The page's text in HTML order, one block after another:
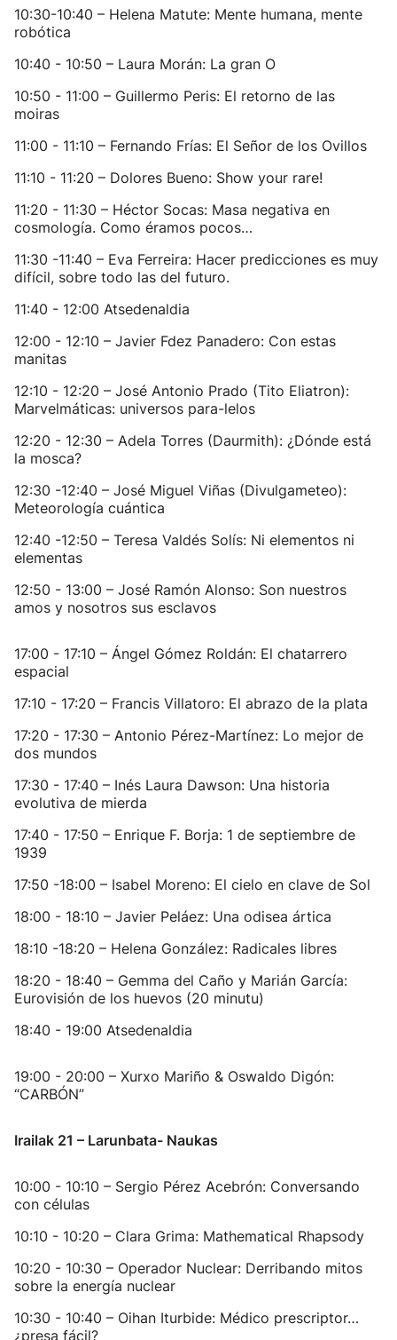
10:30-10:40 – Helena Matute: Mente humana, mente
robótica
10:40 - 10:50 – Laura Morán: La gran O
10:50 - 11:00 – Guillermo Peris: El retorno de las
moiras
11:00 - 11:10 – Fernando Frías: El Señor de los Ovillos
11:10 - 11:20 – Dolores Bueno: Show your rare!
11:20 - 11:30 – Héctor Socas: Masa negativa en
cosmología. Como éramos pocos…
11:30 -11:40 – Eva Ferreira: Hacer predicciones es muy
difícil, sobre todo las del futuro.
11:40 - 12:00 Atsedenaldia
12:00 - 12:10 – Javier Fdez Panadero: Con estas
manitas
12:10 - 12:20 – José Antonio Prado (Tito Eliatron):
Marvelmáticas: universos para-lelos
12:20 - 12:30 – Adela Torres (Daurmith): ¿Dónde está
la mosca?
12:30 -12:40 – José Miguel Viñas (Divulgameteo):
Meteorología cuántica
12:40 -12:50 – Teresa Valdés Solís: Ni elementos ni
elementas
12:50 - 13:00 – José Ramón Alonso: Son nuestros
amos y nosotros sus esclavos
17:00 - 17:10 – Ángel Gómez Roldán: El chatarrero
espacial
17:10 - 17:20 – Francis Villatoro: El abrazo de la plata
17:20 - 17:30 – Antonio Pérez-Martínez: Lo mejor de
dos mundos
17:30 - 17:40 – Inés Laura Dawson: Una historia
evolutiva de mierda
17:40 - 17:50 – Enrique F. Borja: 1 de septiembre de
1939
17:50 -18:00 – Isabel Moreno: El cielo en clave de Sol
18:00 - 18:10 – Javier Peláez: Una odisea ártica
18:10 -18:20 – Helena González: Radicales libres
18:20 - 18:40 – Gemma del Caño y Marián García:
Eurovisión de los huevos (20 minutu)
18:40 - 19:00 Atsedenaldia
19:00 - 20:00 – Xurxo Mariño & Oswaldo Digón:
“CARBÓN”
Irailak 21 – Larunbata- Naukas
10:00 - 10:10 – Sergio Pérez Acebrón: Conversando
con células
10:10 - 10:20 – Clara Grima: Mathematical Rhapsody
10:20 - 10:30 – Operador Nuclear: Derribando mitos
sobre la energía nuclear
10:30 - 10:40 – Oihan Iturbide: Médico prescriptor…
¿presa fácil?